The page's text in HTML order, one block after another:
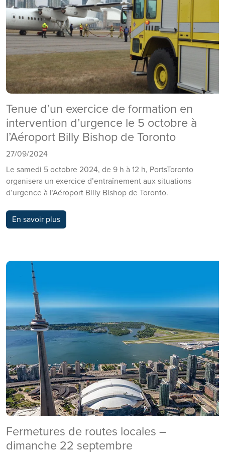
Tenue d’un exercice de formation en
intervention d’urgence le 5 octobre à
l’Aéroport Billy Bishop de Toronto
27/09/2024
Le samedi 5 octobre 2024, de 9 h à 12 h, PortsToronto
organisera un exercice d’entraînement aux situations
d’urgence à l’Aéroport Billy Bishop de Toronto.
En savoir plus
Fermetures de routes locales –
dimanche 22 septembre